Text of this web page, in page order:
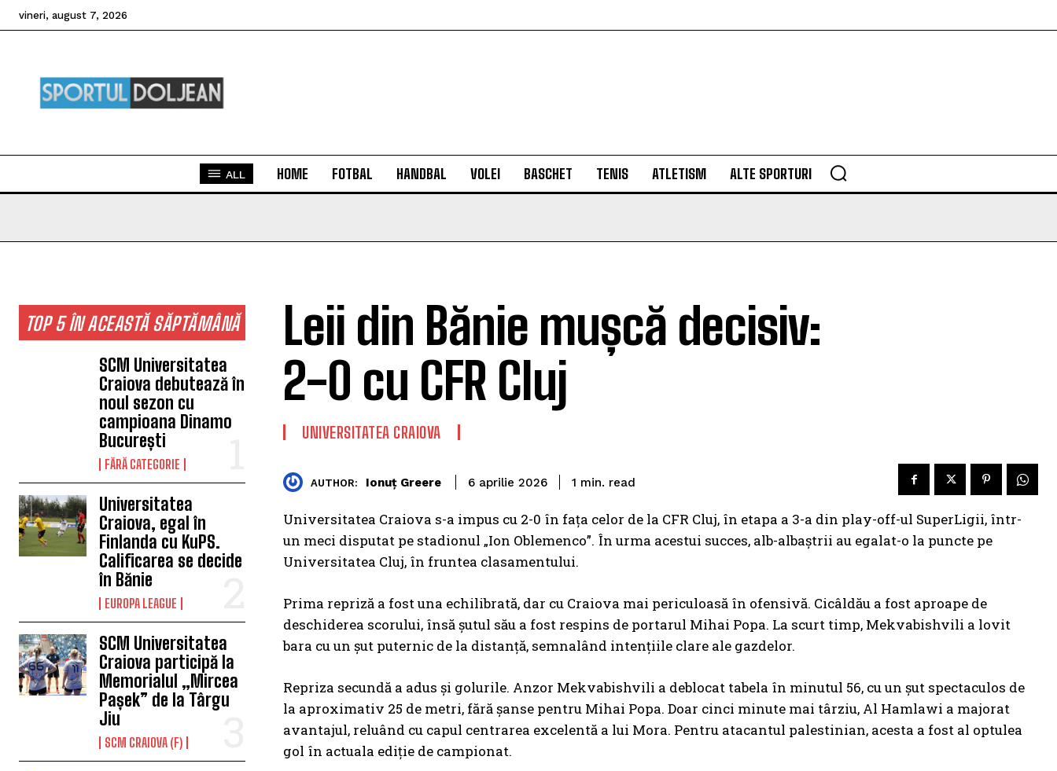
vineri, august 7, 2026
ALL HOME FOTBAL HANDBAL VOLEI BASCHET TENIS ATLETISM ALTE SPORTURI
TOP 5 ÎN ACEASTĂ SĂPTĂMÂNĂ
SCM Universitatea
Craiova debutează în
noul sezon cu
campioana Dinamo
București
FĂRĂ CATEGORIE
Universitatea
Craiova, egal în
Finlanda cu KuPS.
Calificarea se decide
în Bănie
EUROPA LEAGUE
SCM Universitatea
Craiova participă la
Memorialul „Mircea
Pașek” de la Târgu
Jiu
SCM CRAIOVA (F)
Leii din Bănie mușcă decisiv:
2-0 cu CFR Cluj
UNIVERSITATEA CRAIOVA
AUTHOR: Ionuț Greere 6 aprilie 2026 1 min. read
Universitatea Craiova s-a impus cu 2-0 în fața celor de la CFR Cluj, în etapa a 3-a din play-off-ul SuperLigii, într-
un meci disputat pe stadionul „Ion Oblemenco”. În urma acestui succes, alb-albaștrii au egalat-o la puncte pe
Universitatea Cluj, în fruntea clasamentului.
Prima repriză a fost una echilibrată, dar cu Craiova mai periculoasă în ofensivă. Cicâldău a fost aproape de
deschiderea scorului, însă șutul său a fost respins de portarul Mihai Popa. La scurt timp, Mekvabishvili a lovit
bara cu un șut puternic de la distanță, semnalând intențiile clare ale gazdelor.
Repriza secundă a adus și golurile. Anzor Mekvabishvili a deblocat tabela în minutul 56, cu un șut spectaculos de
la aproximativ 25 de metri, fără șanse pentru Mihai Popa. Doar cinci minute mai târziu, Al Hamlawi a majorat
avantajul, reluând cu capul centrarea excelentă a lui Mora. Pentru atacantul palestinian, acesta a fost al optulea
gol în actuala ediție de campionat.